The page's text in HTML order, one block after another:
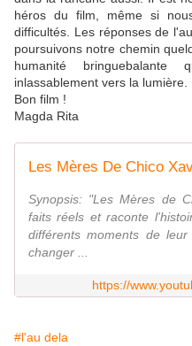
héros du film, même si
difficultés. Les réponses de
poursuivons notre chemin
humanité
inlassablement vers la lumière.
Bon film !
Magda Rita
Les Mères De Chico
Synopsis: "Les Mères de
faits réels et raconte
différents moments de
changer ...
https://
#l'au dela